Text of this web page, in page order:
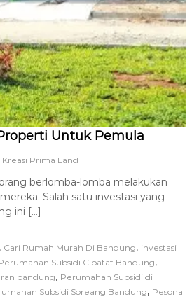
R
Untuk Pemula
Kreasi Prima Land
berlomba-lomba melakukan
Salah satu investasi yang
ini […]
, Cari Rumah Murah Di Bandung, investasi
Subsidi Cipatat Bandung,
bandung, Perumahan Subsidi di
Subsidi Soreang Bandung, Pesona